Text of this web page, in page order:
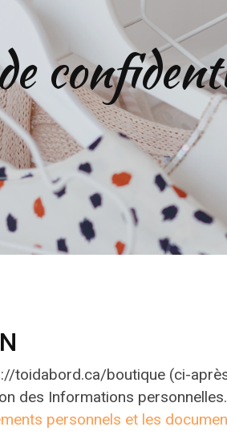
toidabord.ca/boutique (ci-
des Informations
personnels et les